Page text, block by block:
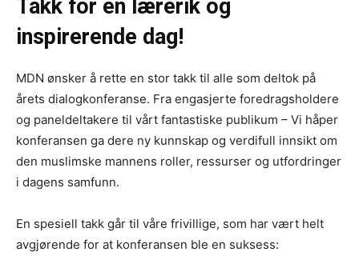
Takk for en lærerik og
inspirerende dag!
MDN ønsker å rette en stor takk til alle som deltok på
årets dialogkonferanse. Fra engasjerte foredragsholdere
og paneldeltakere til vårt fantastiske publikum – Vi håper
konferansen ga dere ny kunnskap og verdifull innsikt om
den muslimske mannens roller, ressurser og utfordringer
i dagens samfunn.
En spesiell takk går til våre frivillige, som har vært helt
avgjørende for at konferansen ble en suksess: